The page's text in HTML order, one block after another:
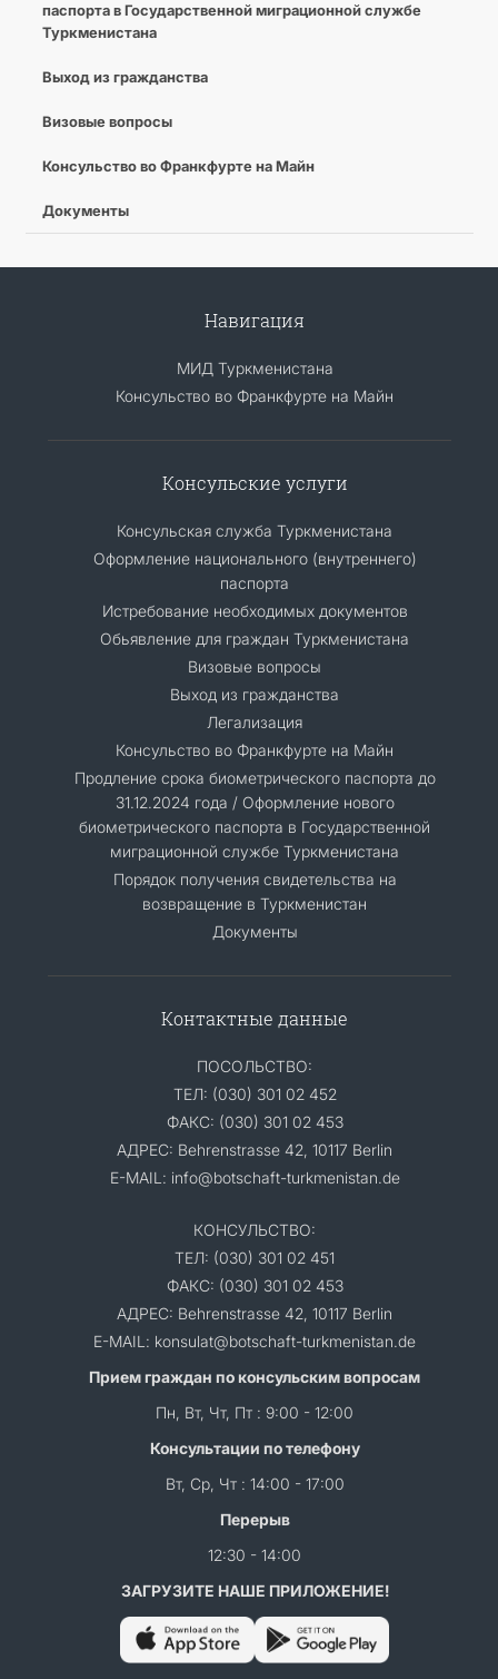
паспорта в Государственной миграционной службе
Туркменистана
Выход из гражданства
Визовые вопросы
Консульство во Франкфурте на Майн
Документы
Навигация
МИД Туркменистана
Консульство во Франкфурте на Майн
Консульские услуги
Консульская служба Туркменистана
Оформление национального (внутреннего)
паспорта
Истребование необходимых документов
Обьявление для граждан Туркменистана
Визовые вопросы
Выход из гражданства
Легализация
Консульство во Франкфурте на Майн
Продление срока биометрического паспорта до
31.12.2024 года / Оформление нового
биометрического паспорта в Государственной
миграционной службе Туркменистана
Порядок получения свидетельства на
возвращение в Туркменистан
Документы
Контактные данные
ПОСОЛЬСТВО:
ТЕЛ: (030) 301 02 452
ФАКС: (030) 301 02 453
АДРЕС: Behrenstrasse 42, 10117 Berlin
E-MAIL: info@botschaft-turkmenistan.de
КОНСУЛЬСТВО:
ТЕЛ: (030) 301 02 451
ФАКС: (030) 301 02 453
АДРЕС: Behrenstrasse 42, 10117 Berlin
E-MAIL: konsulat@botschaft-turkmenistan.de
Прием граждан по консульским вопросам
Пн, Вт, Чт, Пт : 9:00 - 12:00
Консультации по телефону
Вт, Ср, Чт : 14:00 - 17:00
Перерыв
12:30 - 14:00
ЗАГРУЗИТЕ НАШЕ ПРИЛОЖЕНИЕ!